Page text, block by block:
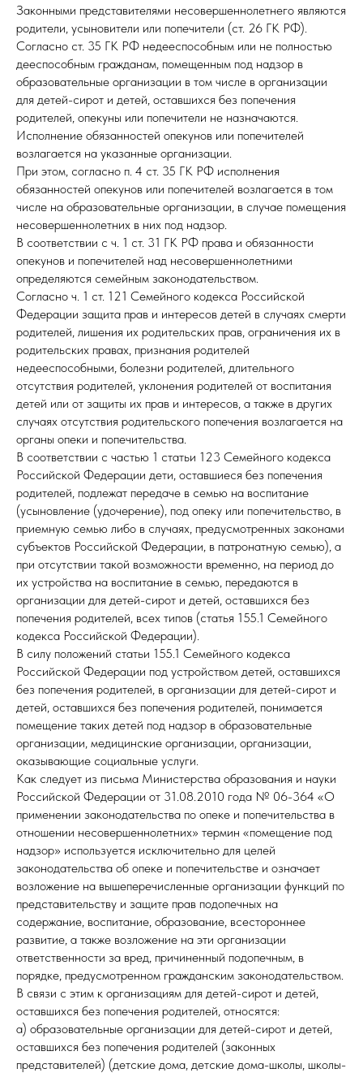
Законными представителями несовершеннолетнего являются
родители, усыновители или попечители (ст. 26 ГК РФ).
Согласно ст. 35 ГК РФ недееспособным или не полностью
дееспособным гражданам, помещенным под надзор в
образовательные организации в том числе в организации
для детей-сирот и детей, оставшихся без попечения
родителей, опекуны или попечители не назначаются.
Исполнение обязанностей опекунов или попечителей
возлагается на указанные организации.
При этом, согласно п. 4 ст. 35 ГК РФ исполнения
обязанностей опекунов или попечителей возлагается в том
числе на образовательные организации, в случае помещения
несовершеннолетних в них под надзор.
В соответствии с ч. 1 ст. 31 ГК РФ права и обязанности
опекунов и попечителей над несовершеннолетними
определяются семейным законодательством.
Согласно ч. 1 ст. 121 Семейного кодекса Российской
Федерации защита прав и интересов детей в случаях смерти
родителей, лишения их родительских прав, ограничения их в
родительских правах, признания родителей
недееспособными, болезни родителей, длительного
отсутствия родителей, уклонения родителей от воспитания
детей или от защиты их прав и интересов, а также в других
случаях отсутствия родительского попечения возлагается на
органы опеки и попечительства.
В соответствии с частью 1 статьи 123 Семейного кодекса
Российской Федерации дети, оставшиеся без попечения
родителей, подлежат передаче в семью на воспитание
(усыновление (удочерение), под опеку или попечительство, в
приемную семью либо в случаях, предусмотренных законами
субъектов Российской Федерации, в патронатную семью), а
при отсутствии такой возможности временно, на период до
их устройства на воспитание в семью, передаются в
организации для детей-сирот и детей, оставшихся без
попечения родителей, всех типов (статья 155.1 Семейного
кодекса Российской Федерации).
В силу положений статьи 155.1 Семейного кодекса
Российской Федерации под устройством детей, оставшихся
без попечения родителей, в организации для детей-сирот и
детей, оставшихся без попечения родителей, понимается
помещение таких детей под надзор в образовательные
организации, медицинские организации, организации,
оказывающие социальные услуги.
Как следует из письма Министерства образования и науки
Российской Федерации от 31.08.2010 года № 06-364 «О
применении законодательства по опеке и попечительства в
отношении несовершеннолетних» термин «помещение под
надзор» используется исключительно для целей
законодательства об опеке и попечительстве и означает
возложение на вышеперечисленные организации функций по
представительству и защите прав подопечных на
содержание, воспитание, образование, всестороннее
развитие, а также возложение на эти организации
ответственности за вред, причиненный подопечным, в
порядке, предусмотренном гражданским законодательством.
В связи с этим к организациям для детей-сирот и детей,
оставшихся без попечения родителей, относятся:
а) образовательные организации для детей-сирот и детей,
оставшихся без попечения родителей (законных
представителей) (детские дома, детские дома-школы, школы-